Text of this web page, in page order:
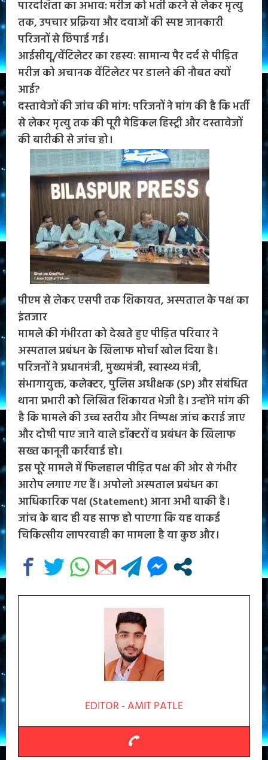
पारदर्शिता का अभाव: मरीज को भर्ती करने से लेकर मृत्यु
तक, उपचार प्रक्रिया और दवाओं की स्पष्ट जानकारी
परिजनों से छिपाई गई।
आईसीयू/वेंटिलेटर का रहस्य: सामान्य पैर दर्द से पीड़ित
मरीज को अचानक वेंटिलेटर पर डालने की नौबत क्यों
आई?
दस्तावेजों की जांच की मांग: परिजनों ने मांग की है कि भर्ती
से लेकर मृत्यु तक की पूरी मेडिकल हिस्ट्री और दस्तावेजों
की बारीकी से जांच हो।
पीएम से लेकर एसपी तक शिकायत, अस्पताल के पक्ष का
इंतजार
मामले की गंभीरता को देखते हुए पीड़ित परिवार ने
अस्पताल प्रबंधन के खिलाफ मोर्चा खोल दिया है।
परिजनों ने प्रधानमंत्री, मुख्यमंत्री, स्वास्थ्य मंत्री,
संभागायुक्त, कलेक्टर, पुलिस अधीक्षक (SP) और संबंधित
थाना प्रभारी को लिखित शिकायत भेजी है। उन्होंने मांग की
है कि मामले की उच्च स्तरीय और निष्पक्ष जांच कराई जाए
और दोषी पाए जाने वाले डॉक्टरों व प्रबंधन के खिलाफ
सख्त कानूनी कार्रवाई हो।
इस पूरे मामले में फिलहाल पीड़ित पक्ष की ओर से गंभीर
आरोप लगाए गए हैं। अपोलो अस्पताल प्रबंधन का
आधिकारिक पक्ष (Statement) आना अभी बाकी है।
जांच के बाद ही यह साफ हो पाएगा कि यह वाकई
चिकित्सीय लापरवाही का मामला है या कुछ और।
EDITOR - AMIT PATLE